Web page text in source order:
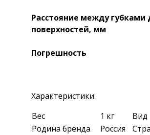
Расстояние между
поверхностей, мм
Погрешность
Характеристики:
Вес
1 кг Вид
Родина бренда
Россия